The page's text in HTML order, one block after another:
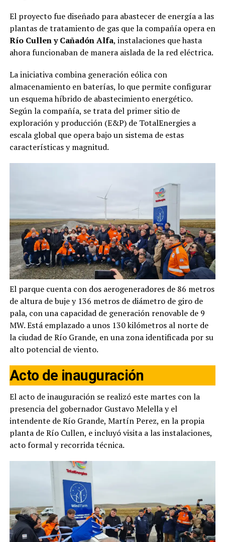
El proyecto fue diseñado para abastecer de energía a las
plantas de tratamiento de gas que la compañía opera en
Río Cullen y Cañadón Alfa, instalaciones que hasta
ahora funcionaban de manera aislada de la red eléctrica.
La iniciativa combina generación eólica con
almacenamiento en baterías, lo que permite configurar
un esquema híbrido de abastecimiento energético.
Según la compañía, se trata del primer sitio de
exploración y producción (E&P) de TotalEnergies a
escala global que opera bajo un sistema de estas
características y magnitud.
El parque cuenta con dos aerogeneradores de 86 metros
de altura de buje y 136 metros de diámetro de giro de
pala, con una capacidad de generación renovable de 9
MW. Está emplazado a unos 130 kilómetros al norte de
la ciudad de Río Grande, en una zona identificada por su
alto potencial de viento.
Acto de inauguración
El acto de inauguración se realizó este martes con la
presencia del gobernador Gustavo Melella y el
intendente de Río Grande, Martín Perez, en la propia
planta de Río Cullen, e incluyó visita a las instalaciones,
acto formal y recorrida técnica.